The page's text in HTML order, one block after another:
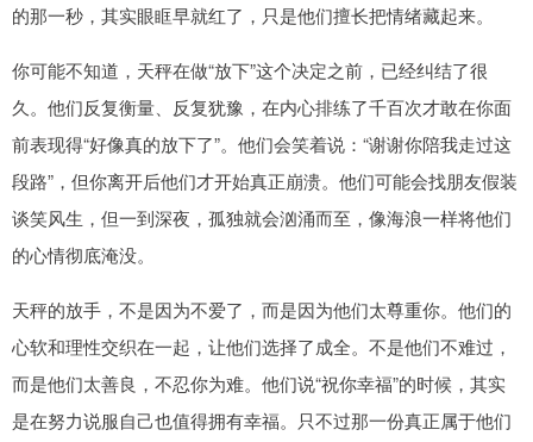
的那一秒，其实眼眶早就红了，只是他们擅长把情绪藏起来。
你可能不知道，天秤在做“放下”这个决定之前，已经纠结了很
久。他们反复衡量、反复犹豫，在内心排练了千百次才敢在你面
前表现得“好像真的放下了”。他们会笑着说：“谢谢你陪我走过这
段路”，但你离开后他们才开始真正崩溃。他们可能会找朋友假装
谈笑风生，但一到深夜，孤独就会汹涌而至，像海浪一样将他们
的心情彻底淹没。
天秤的放手，不是因为不爱了，而是因为他们太尊重你。他们的
心软和理性交织在一起，让他们选择了成全。不是他们不难过，
而是他们太善良，不忍你为难。他们说“祝你幸福”的时候，其实
是在努力说服自己也值得拥有幸福。只不过那一份真正属于他们